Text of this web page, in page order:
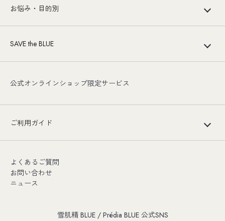
お悩み・目的別
SAVE the BLUE
公式オンラインショップ限定サービス
ご利用ガイド
よくあるご質問
お問い合わせ
ニュース
雪肌精 BLUE / Prédia BLUE 公式SNS